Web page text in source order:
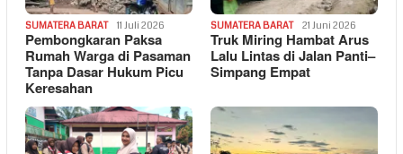
SUMATERA BARAT 11 Juli 2026
Pembongkaran Paksa
Rumah Warga di Pasaman
Tanpa Dasar Hukum Picu
Keresahan
SUMATERA BARAT 21 Juni 2026
Truk Miring Hambat Arus
Lalu Lintas di Jalan Panti–
Simpang Empat